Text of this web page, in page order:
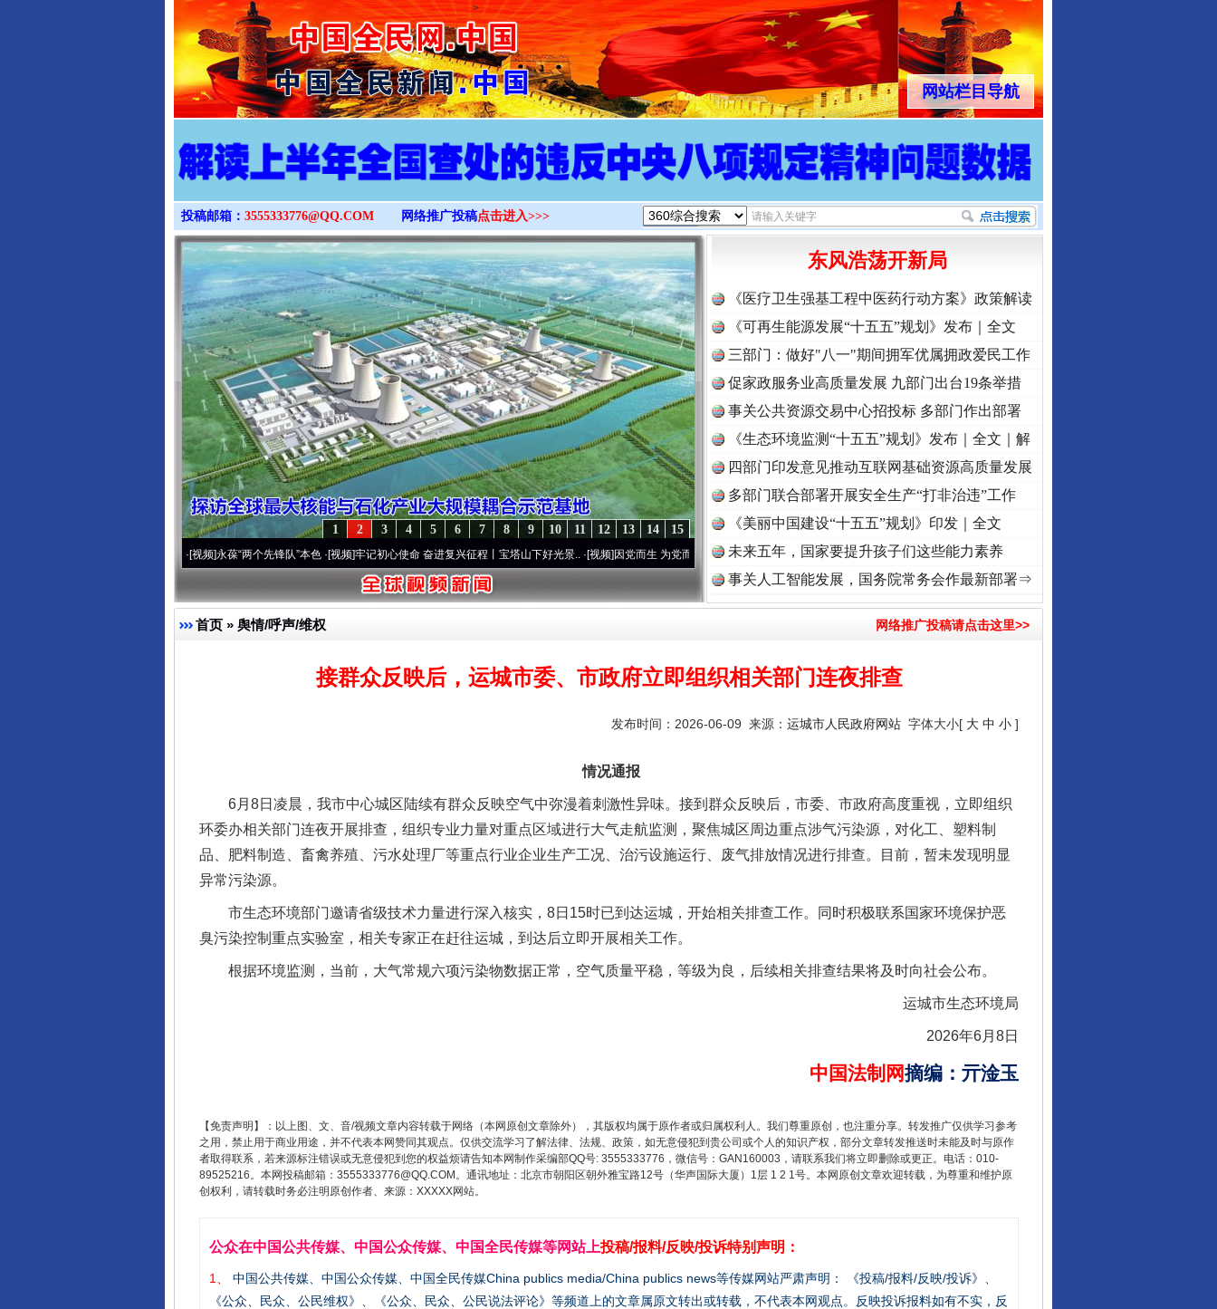
>
网站栏目导航
投稿邮箱： 3555333776@QQ.COM 网络推广投稿点击进入>>>
15
14
13
12
11
10
9
8
7
6
5
4
3
2
1
永葆“两个先锋队”本色·[视频]牢记初心使命 奋进复兴征程丨宝塔山下好光景..·[视频]因党而生 为党而战——百年“纪”事⑧加强纪律..·[视频]牢记初心使命 奋进复兴征程丨“转折之城”激荡..
东风浩荡开新局
《医疗卫生强基工程中医药行动方案》政策解读
《可再生能源发展“十五五”规划》发布｜全文
三部门：做好"八一"期间拥军优属拥政爱民工作
促家政服务业高质量发展 九部门出台19条举措
事关公共资源交易中心招投标 多部门作出部署
《生态环境监测“十五五”规划》发布｜全文｜解
读
四部门印发意见推动互联网基础资源高质量发展
多部门联合部署开展安全生产“打非治违”工作
《美丽中国建设“十五五”规划》印发｜全文
未来五年，国家要提升孩子们这些能力素养
事关人工智能发展，国务院常务会作最新部署⇒
首页 » 舆情/呼声/维权 网络推广投稿请点击这里>>
接群众反映后，运城市委、市政府立即组织相关部门连夜排查
发布时间：2026-06-09 来源： 运城市人民政府网站 字体大小[ 大 中 小 ]
情况通报
6月8日凌晨，我市中心城区陆续有群众反映空气中弥漫着刺激性异味。接到群众反映后，市委、市政府高度重视，立即组织
环委办相关部门连夜开展排查，组织专业力量对重点区域进行大气走航监测，聚焦城区周边重点涉气污染源，对化工、塑料制
品、肥料制造、畜禽养殖、污水处理厂等重点行业企业生产工况、治污设施运行、废气排放情况进行排查。目前，暂未发现明显
异常污染源。
市生态环境部门邀请省级技术力量进行深入核实，8日15时已到达运城，开始相关排查工作。同时积极联系国家环境保护恶
臭污染控制重点实验室，相关专家正在赶往运城，到达后立即开展相关工作。
根据环境监测，当前，大气常规六项污染物数据正常，空气质量平稳，等级为良，后续相关排查结果将及时向社会公布。
运城市生态环境局
2026年6月8日
中国法制网摘编 ： 亓淦玉
【免责声明】：以上图、文、音/视频文章内容转载于网络（本网原创文章除外），其版权均属于原作者或归属权利人。我们尊重原创，也注重分享。转发推广仅供学习参考
之用，禁止用于商业用途，并不代表本网赞同其观点。仅供交流学习了解法律、法规、政策，如无意侵犯到贵公司或个人的知识产权，部分文章转发推送时未能及时与原作
者取得联系，若来源标注错误或无意侵犯到您的权益烦请告知本网制作采编部QQ号: 3555333776，微信号：GAN160003，请联系我们将立即删除或更正。电话：010-
89525216。本网投稿邮箱：3555333776@QQ.COM。通讯地址：北京市朝阳区朝外雅宝路12号（华声国际大厦）1层 1 2 1号。本网原创文章欢迎转载，为尊重和维护原
创权利，请转载时务必注明原创作者、来源：XXXXX网站。
公众在中国公共传媒、中国公众传媒、中国全民传媒等网站上投稿/报料/反映/投诉特别声明：
1、
中国公共传媒、中国公众传媒、中国全民传媒China publics media/China publics news等传媒网站严肃声明： 《投稿/报料/反映/投诉》、
《公众、民众、公民维权》、《公众、民众、公民说法评论》等频道上的文章属原文转出或转载，不代表本网观点。反映投诉报料如有不实，反